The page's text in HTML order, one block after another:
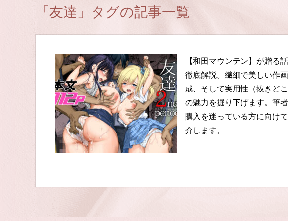
「友達」タグの記事一覧
【和田マウンテン】が贈る
徹底解説。繊細で美しい作
成、そして実用性（抜きど
の魅力を掘り下げます。筆
購入を迷っている方に向け
介します。